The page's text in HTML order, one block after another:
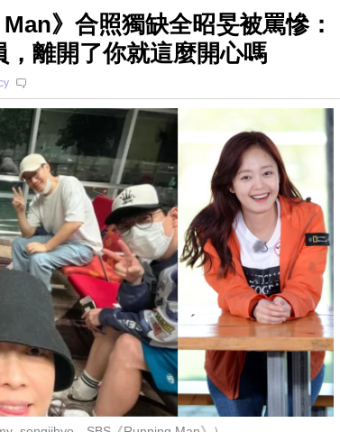
》合照獨缺全昭旻被罵慘：
離開了你就這麼開心嗎